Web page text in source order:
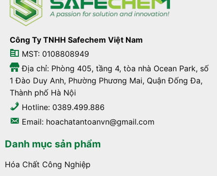
Công Ty TNHH Safechem Việt Nam
MST: 0108808949
Địa chỉ: Phòng 405, tầng 4, tòa nhà Ocean Park, số
1 Đào Duy Anh, Phường Phương Mai, Quận Đống Đa,
Thành phố Hà Nội
Hotline: 0389.499.886
Email: hoachatantoanvn@gmail.com
Danh mục sản phẩm
Hóa Chất Công Nghiệp